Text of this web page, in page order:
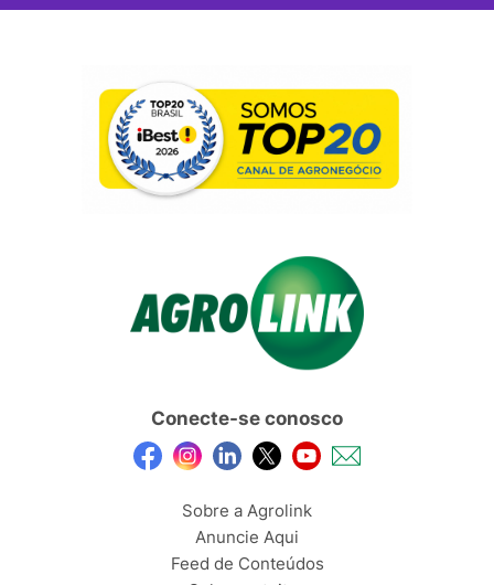
Conecte-se conosco
Sobre a Agrolink
Anuncie Aqui
Feed de Conteúdos